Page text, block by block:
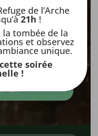
de l’Arche
21h !
la tombée de la
et observez
unique.
soirée
!